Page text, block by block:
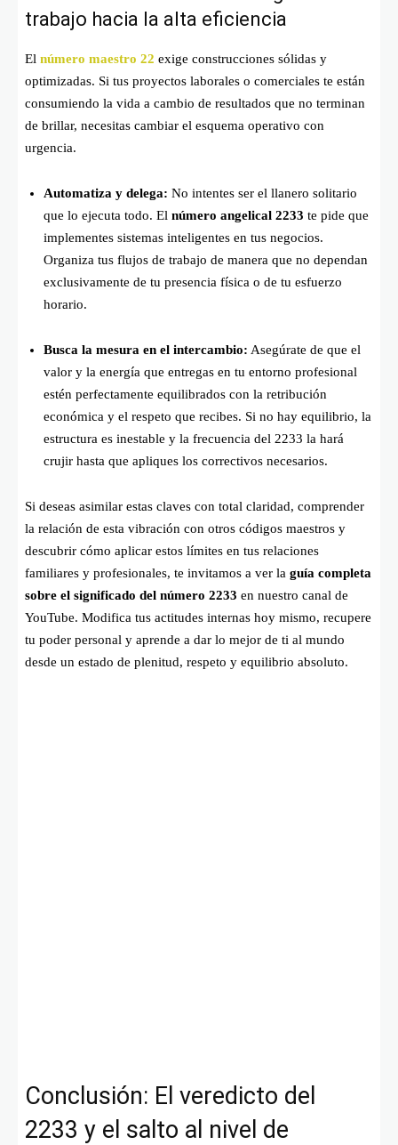
trabajo hacia la alta eficiencia
El número maestro 22 exige construcciones sólidas y
optimizadas. Si tus proyectos laborales o comerciales te están
consumiendo la vida a cambio de resultados que no terminan
de brillar, necesitas cambiar el esquema operativo con
urgencia.
Automatiza y delega: No intentes ser el llanero solitario
que lo ejecuta todo. El número angelical 2233 te pide que
implementes sistemas inteligentes en tus negocios.
Organiza tus flujos de trabajo de manera que no dependan
exclusivamente de tu presencia física o de tu esfuerzo
horario.
Busca la mesura en el intercambio: Asegúrate de que el
valor y la energía que entregas en tu entorno profesional
estén perfectamente equilibrados con la retribución
económica y el respeto que recibes. Si no hay equilibrio, la
estructura es inestable y la frecuencia del 2233 la hará
crujir hasta que apliques los correctivos necesarios.
Si deseas asimilar estas claves con total claridad, comprender
la relación de esta vibración con otros códigos maestros y
descubrir cómo aplicar estos límites en tus relaciones
familiares y profesionales, te invitamos a ver la guía completa
sobre el significado del número 2233 en nuestro canal de
YouTube. Modifica tus actitudes internas hoy mismo, recupere
tu poder personal y aprende a dar lo mejor de ti al mundo
desde un estado de plenitud, respeto y equilibrio absoluto.
Conclusión: El veredicto del
2233 y el salto al nivel de